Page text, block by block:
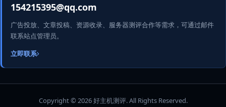
154215395@qq.com
广告投放、文章投稿、资源收录、服务器测评合作等需求，可通过邮件
联系站点管理员。
立即联系
Copyright © 2026 好主机测评. All Rights Reserved.